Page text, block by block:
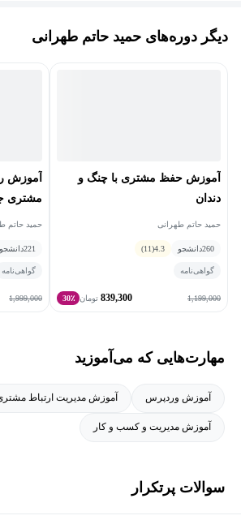
ایشان میتوانید آن را تهیه کنید.
دیگر دوره‌های حمید حاتم طهرانی
آموزش حفظ مشتری با چنگ و
دندان
حمید حاتم طهرانی
260دانشجو 4.3
(11)
گواهی‌نامه
1,199,000
839,300 تومان 30٪
مشتری
حمید حاتم
221دانشجو
گواهی‌نامه
1,999,000
مهارت‌هایی که می‌آموزید
آموزش وردپرس آموزش مدیریت ارتباط
آموزش مدیریت و کسب و کار
سوالات پرتکرار